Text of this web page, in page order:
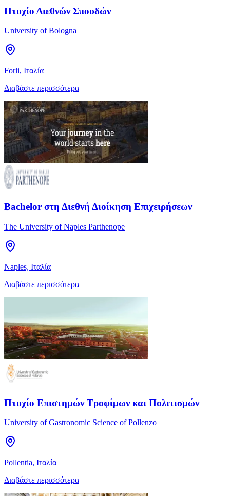
Πτυχίο Διεθνών Σπουδών
University of Bologna
Forli, Ιταλία
Διαβάστε περισσότερα
Bachelor στη Διεθνή Διοίκηση Επιχειρήσεων
The University of Naples Parthenope
Naples, Ιταλία
Διαβάστε περισσότερα
Πτυχίο Επιστημών Τροφίμων και Πολιτισμών
University of Gastronomic Science of Pollenzo
Pollentia, Ιταλία
Διαβάστε περισσότερα